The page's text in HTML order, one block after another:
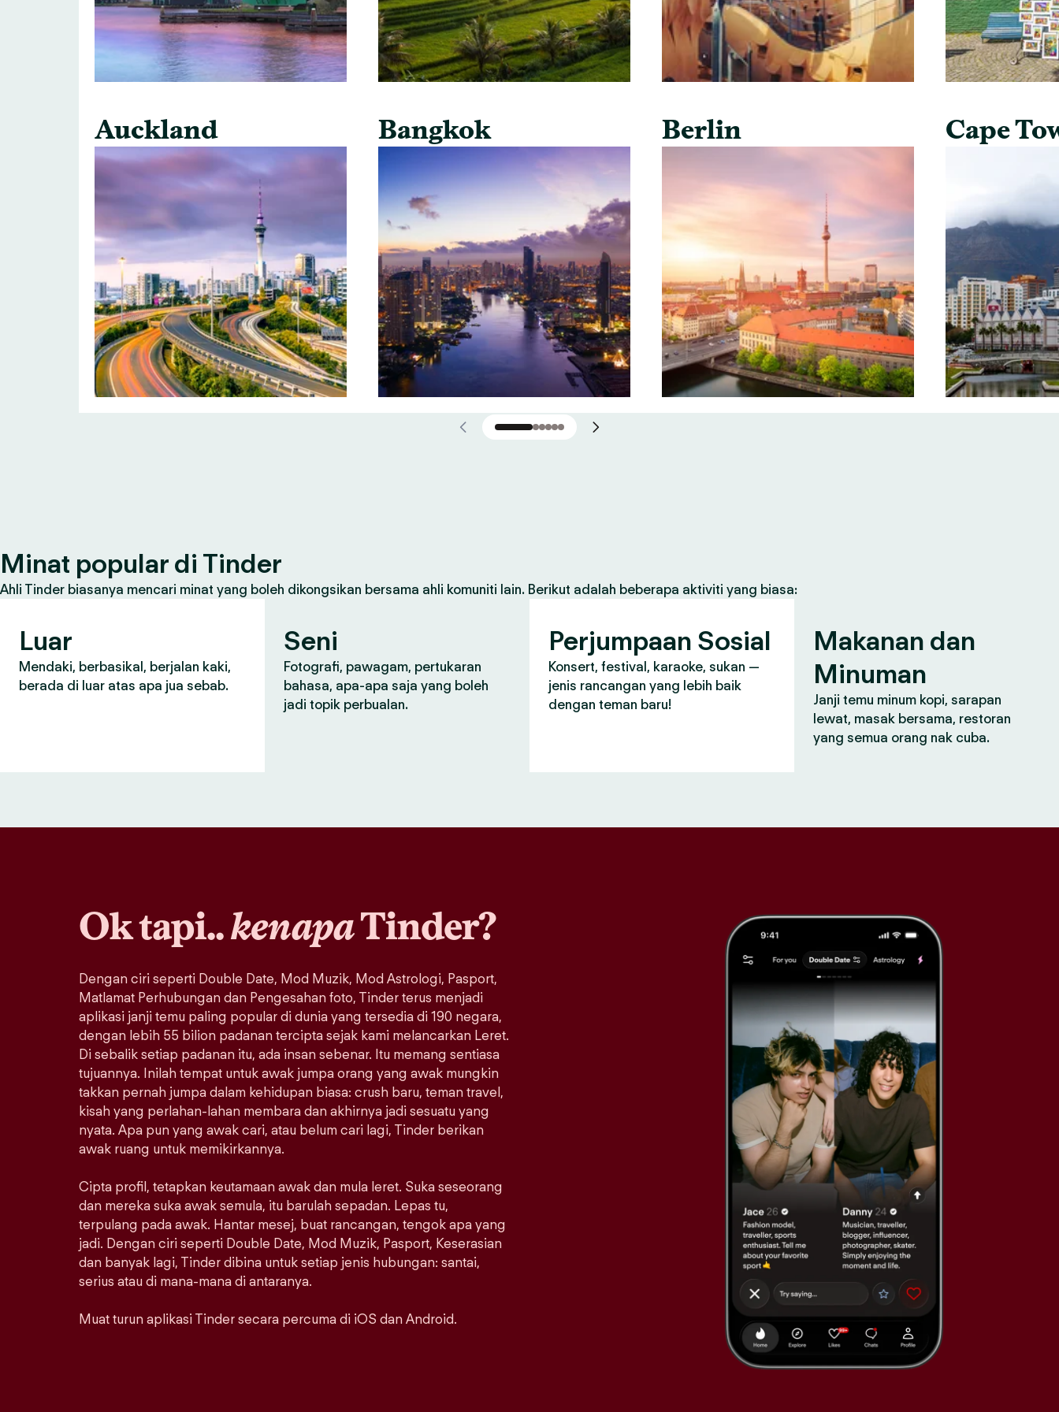
Auckland Bangkok Berlin Cape
Minat popular di Tinder
Ahli Tinder biasanya mencari minat yang boleh dikongsikan bersama ahli komuniti lain. Berikut adalah beberapa aktiviti yang biasa:
Luar
Mendaki, berbasikal, berjalan kaki,
berada di luar atas apa jua sebab.
Seni
Fotografi, pawagam, pertukaran
bahasa, apa-apa saja yang boleh
jadi topik perbualan.
Perjumpaan Sosial
Konsert, festival, karaoke, sukan —
jenis rancangan yang lebih baik
dengan teman baru!
Makanan dan
Minuman
Janji temu minum kopi, sarapan
lewat, masak bersama, restoran
yang semua orang nak cuba.
Ok tapi..kenapaTinder?
Dengan ciri seperti Double Date, Mod Muzik, Mod Astrologi, Pasport,
Matlamat Perhubungan dan Pengesahan foto, Tinder terus menjadi
aplikasi janji temu paling popular di dunia yang tersedia di 190 negara,
dengan lebih 55 bilion padanan tercipta sejak kami melancarkan Leret.
Di sebalik setiap padanan itu, ada insan sebenar. Itu memang sentiasa
tujuannya. Inilah tempat untuk awak jumpa orang yang awak mungkin
takkan pernah jumpa dalam kehidupan biasa: crush baru, teman travel,
kisah yang perlahan-lahan membara dan akhirnya jadi sesuatu yang
nyata. Apa pun yang awak cari, atau belum cari lagi, Tinder berikan
awak ruang untuk memikirkannya.
Cipta profil, tetapkan keutamaan awak dan mula leret. Suka seseorang
dan mereka suka awak semula, itu barulah sepadan. Lepas tu,
terpulang pada awak. Hantar mesej, buat rancangan, tengok apa yang
jadi. Dengan ciri seperti Double Date, Mod Muzik, Pasport, Keserasian
dan banyak lagi, Tinder dibina untuk setiap jenis hubungan: santai,
serius atau di mana-mana di antaranya.
Muat turun aplikasi Tinder secara percuma di iOS dan Android.